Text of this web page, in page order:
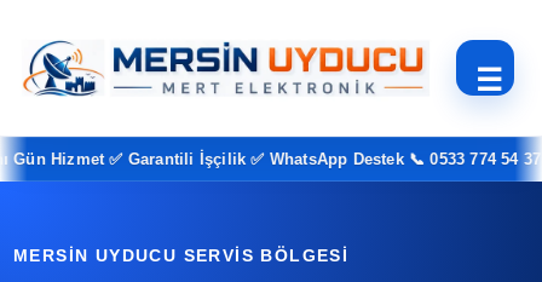
☰
Hizmet ✅ Garantili İşçilik ✅ WhatsApp Destek 📞 0533 774 54 37
MERSIN UYDUCU SERVIS BÖLGESI